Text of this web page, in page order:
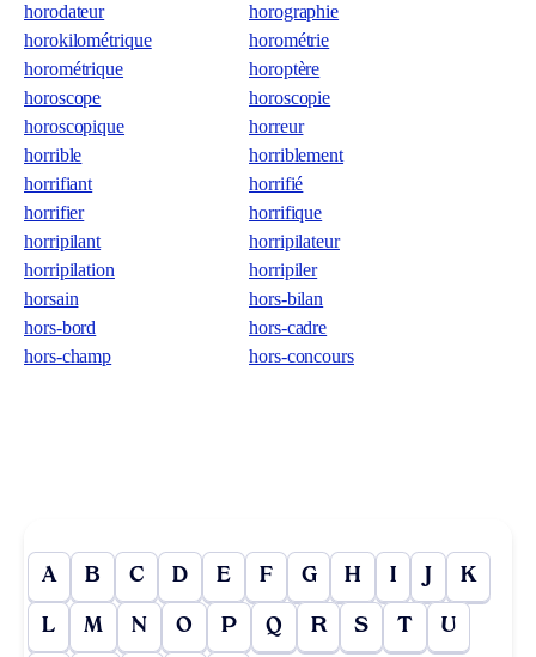
horodateur
horographie
horokilométrique
horométrie
horométrique
horoptère
horoscope
horoscopie
horoscopique
horreur
horrible
horriblement
horrifiant
horrifié
horrifier
horrifique
horripilant
horripilateur
horripilation
horripiler
horsain
hors-bilan
hors-bord
hors-cadre
hors-champ
hors-concours
A B C D E F G H I J K
L M N O P Q R S T U